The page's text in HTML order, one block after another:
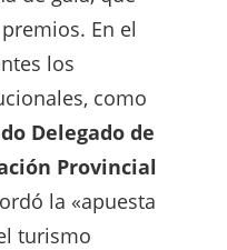
En el
los
como
Delegado de
Provincial
la «apuesta
turismo